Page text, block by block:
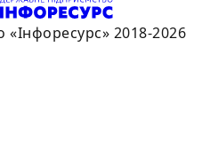
2018-2026